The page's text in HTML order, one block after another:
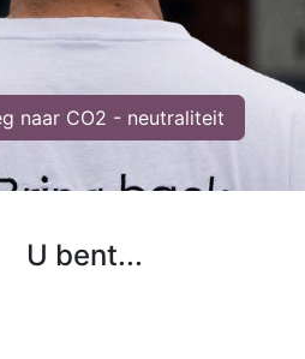
naar CO2 - neutraliteit​
U bent...​